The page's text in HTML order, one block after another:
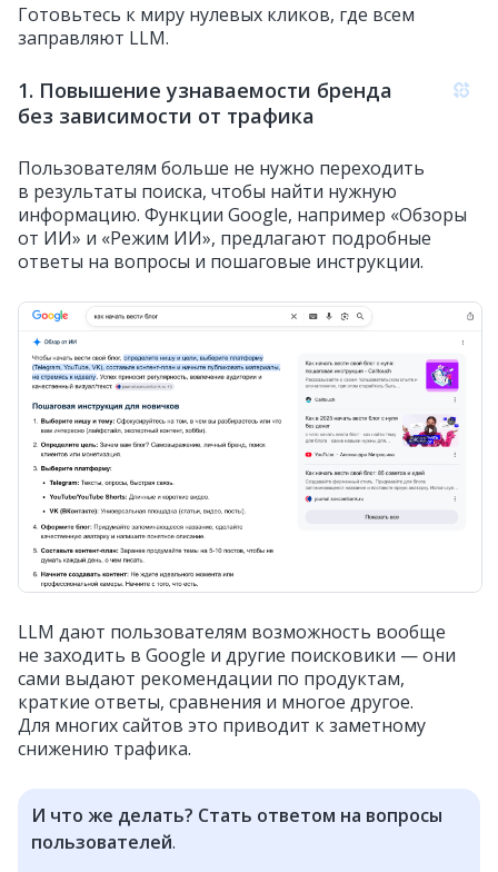
Готовьтесь к миру нулевых кликов, где всем
заправляют LLM.
1. Повышение узнаваемости бренда
без зависимости от трафика
Пользователям больше не нужно переходить
в результаты поиска, чтобы найти нужную
информацию. Функции Google, например «Обзоры
от ИИ» и «Режим ИИ», предлагают подробные
ответы на вопросы и пошаговые инструкции.
LLM дают пользователям возможность вообще
не заходить в Google и другие поисковики — они
сами выдают рекомендации по продуктам,
краткие ответы, сравнения и многое другое.
Для многих сайтов это приводит к заметному
снижению трафика.
И что же делать? Стать ответом на вопросы
пользователей.